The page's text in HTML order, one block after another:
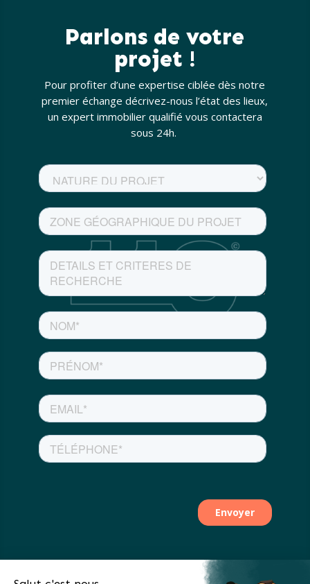
Parlons de votre
projet !
Pour profiter d’une expertise ciblée dès notre
premier échange décrivez-nous l’état des lieux,
un expert immobilier qualifié vous contactera
sous 24h.